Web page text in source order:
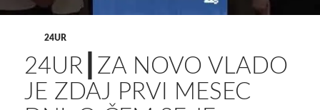
24UR
24UR┃ZA NOVO VLADO
JE ZDAJ PRVI MESEC